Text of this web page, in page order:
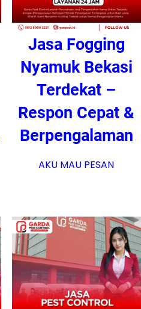
Jasa Fogging
Nyamuk Bekasi
Terdekat –
Respon Cepat &
Berpengalaman
AKU MAU PESAN